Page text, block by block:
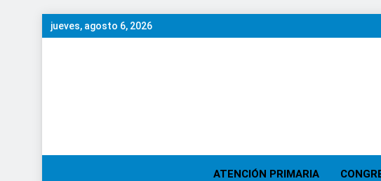
Saltar
al
jueves, agosto 6, 2026
ATENCIÓN PRIMARIA